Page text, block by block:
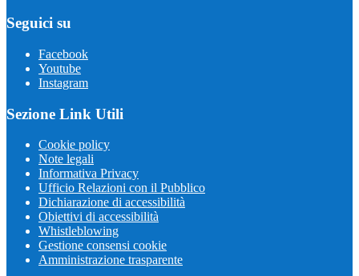
Seguici su
Facebook
Youtube
Instagram
Sezione Link Utili
Cookie policy
Note legali
Informativa Privacy
Ufficio Relazioni con il Pubblico
Dichiarazione di accessibilità
Obiettivi di accessibilità
Whistleblowing
Gestione consensi cookie
Amministrazione trasparente